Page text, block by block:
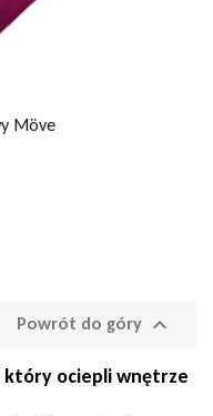
Möve
Powrót do góry 
który ociepli wnętrze